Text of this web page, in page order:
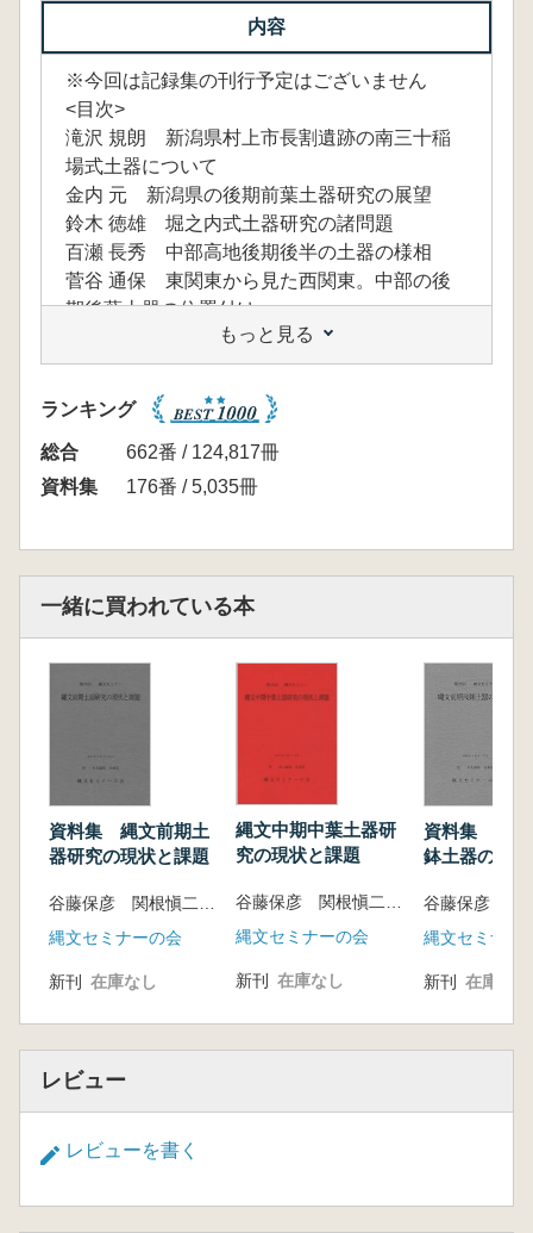
内容
※今回は記録集の刊行予定はございません
<目次>
滝沢 規朗 新潟県村上市長割遺跡の南三十稲
場式土器について
金内 元 新潟県の後期前葉土器研究の展望
鈴木 徳雄 堀之内式土器研究の諸問題
百瀬 長秀 中部高地後期後半の土器の様相
菅谷 通保 東関東から見た西関東。中部の後
期後葉土器の位置付け
和久 拓照 後期後葉における関東地方北部の
様相
古沢 妥史 新潟県の後期後半の土器について
もっと見る
ランキング
総合
662番 / 124,817冊
資料集
176番 / 5,035冊
一緒に買われている本
資料集 縄文前期土
器研究の現状と課題
縄文セミナーの会
新刊 在庫なし
縄文中期中葉土器研
究の現状と課題
谷藤保彦 関根愼二 編
縄文セミナーの会
新刊 在庫なし
資料集 縄文
鉢土器の諸
縄文セミナー
新刊 在庫なし
レビュー
レビューを書く